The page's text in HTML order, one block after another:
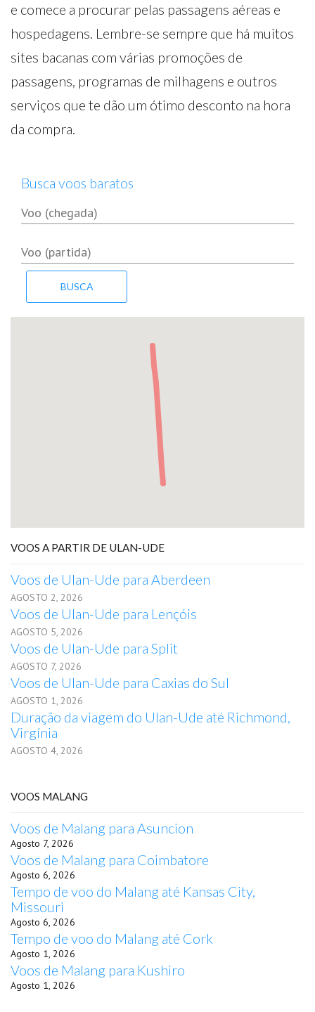
e comece a procurar pelas passagens aéreas e
hospedagens. Lembre-se sempre que há muitos
sites bacanas com várias promoções de
passagens, programas de milhagens e outros
serviços que te dão um ótimo desconto na hora
da compra.
Busca voos baratos
VOOS A PARTIR DE ULAN-UDE
Voos de Ulan-Ude para Aberdeen
AGOSTO 2, 2026
Voos de Ulan-Ude para Lençóis
AGOSTO 5, 2026
Voos de Ulan-Ude para Split
AGOSTO 7, 2026
Voos de Ulan-Ude para Caxias do Sul
AGOSTO 1, 2026
Duração da viagem do Ulan-Ude até Richmond,
Virgínia
AGOSTO 4, 2026
VOOS MALANG
Voos de Malang para Asuncion
Agosto 7, 2026
Voos de Malang para Coimbatore
Agosto 6, 2026
Tempo de voo do Malang até Kansas City,
Missouri
Agosto 6, 2026
Tempo de voo do Malang até Cork
Agosto 1, 2026
Voos de Malang para Kushiro
Agosto 1, 2026